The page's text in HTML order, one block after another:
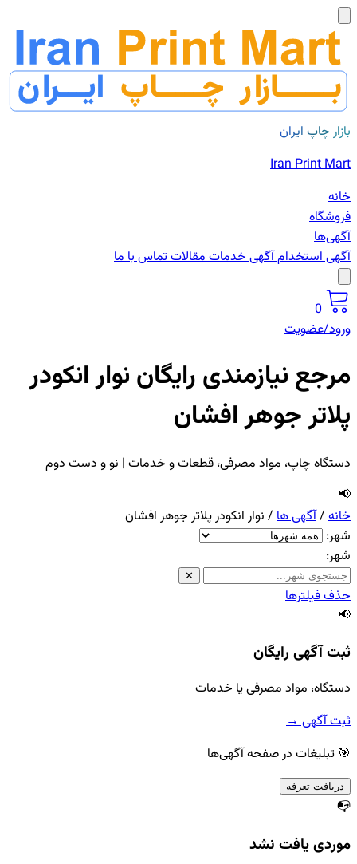
بازار چاپ ایران
Iran Print Mart
خانه
فروشگاه
آگهی‌ها
آگهی استخدامآگهی خدماتمقالاتتماس با ما
0
ورود/عضویت
مرجع نیازمندی رایگان نوار انکودر
پلاتر جوهر افشان
دستگاه چاپ، مواد مصرفی، قطعات و خدمات | نو و دست دوم
📢
خانه /آگهی ها / نوار انکودر پلاتر جوهر افشان
شهر:
شهر:
✕
حذف فیلترها
📢
ثبت آگهی رایگان
دستگاه، مواد مصرفی یا خدمات
ثبت آگهی →
🎯 تبلیغات در صفحه آگهی‌ها
دریافت تعرفه
📭
موردی یافت نشد